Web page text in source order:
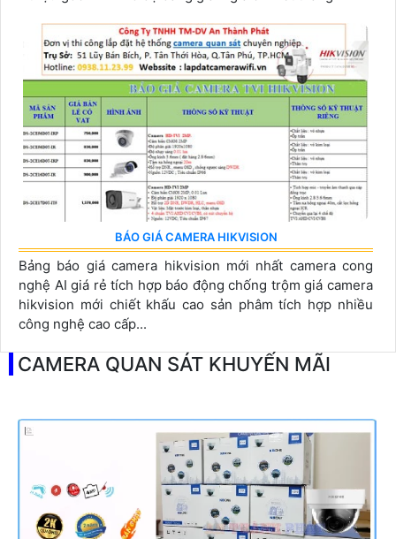
BÁO GIÁ CAMERA HIKVISION
Bảng báo giá camera hikvision mới nhất camera cong
nghệ AI giá rẻ tích hợp báo động chống trộm giá camera
hikvision mới chiết khấu cao sản phâm tích hợp nhiều
công nghệ cao cấp...
CAMERA QUAN SÁT KHUYẾN MÃI